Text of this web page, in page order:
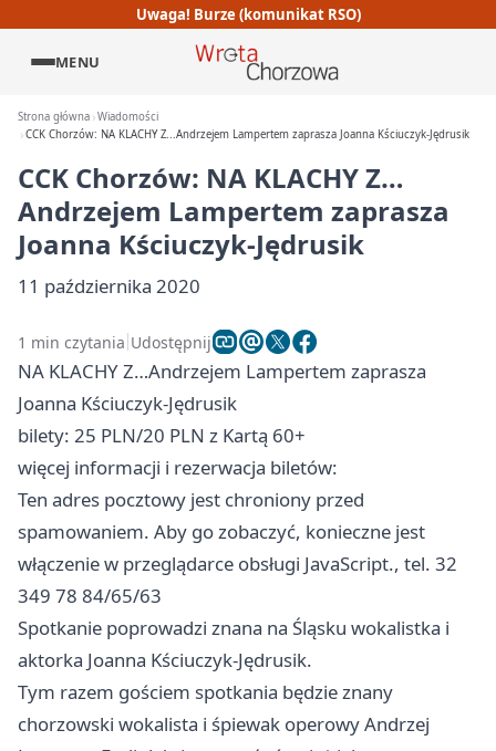
Uwaga! Burze (komunikat RSO)
MENU
Strona główna Wiadomości
CCK Chorzów: NA KLACHY Z...Andrzejem Lampertem zaprasza Joanna Kściuczyk-Jędrusik
CCK Chorzów: NA KLACHY Z…
Andrzejem Lampertem zaprasza
Joanna Kściuczyk-Jędrusik
11 października 2020
1 min czytania Udostępnij
NA KLACHY Z…Andrzejem Lampertem zaprasza
Joanna Kściuczyk-Jędrusik
bilety: 25 PLN/20 PLN z Kartą 60+
więcej informacji i rezerwacja biletów:
Ten adres pocztowy jest chroniony przed
spamowaniem. Aby go zobaczyć, konieczne jest
włączenie w przeglądarce obsługi JavaScript., tel. 32
349 78 84/65/63
Spotkanie poprowadzi znana na Śląsku wokalistka i
aktorka Joanna Kściuczyk-Jędrusik.
Tym razem gościem spotkania będzie znany
chorzowski wokalista i śpiewak operowy Andrzej